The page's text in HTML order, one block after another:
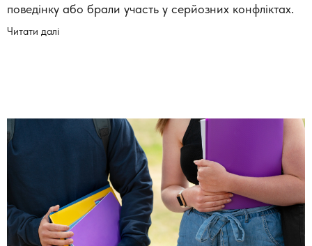
поведінку або брали участь у серйозних конфліктах.
Читати далі